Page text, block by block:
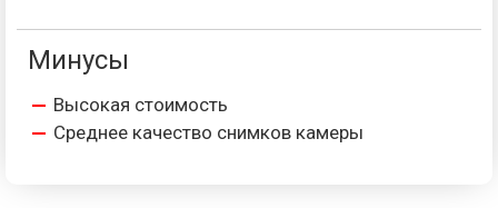
Минусы
Высокая стоимость
Среднее качество снимков камеры